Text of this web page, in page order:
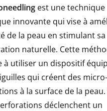
est une technique
innovante qui vise à
de la peau en stimulant sa
naturelle. Cette
à utiliser un dispositif
qui créent des micro-
à la surface de la peau.
déclenchent un